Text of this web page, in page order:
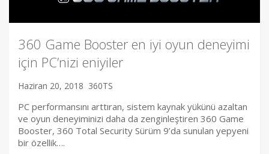
360 Game Booster en iyi oyun deneyimi
için PC’nizi eniyiler
Haziran 20, 2018 360TS
PC performansını arttıran, sistem kaynak yükünü azaltan
ve oyun deneyiminizi daha da zenginleştiren 360 Game
Booster, 360 Total Security Sürüm 9’da sunulan yepyeni
bir özellik….